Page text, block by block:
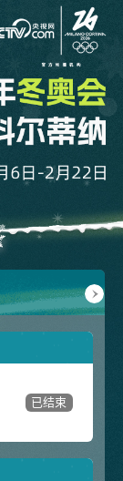
02月22日
周日
已结束